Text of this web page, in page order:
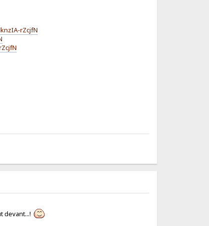
rZcjfN
devant...!